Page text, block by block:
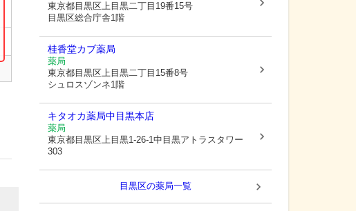
東京都目黒区上目黒二丁目19番15号
目黒区総合庁舎1階
桂香堂カブ薬局
薬局
東京都目黒区上目黒二丁目15番8号
シュロスゾンネ1階
キタオカ薬局中目黒本店
薬局
東京都目黒区上目黒1-26-1中目黒アトラスタワー
303
目黒区の薬局一覧